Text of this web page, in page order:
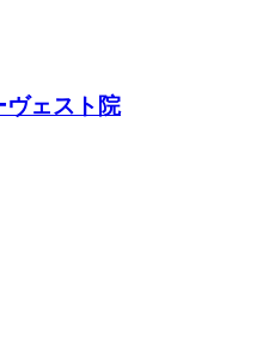
ェスト院